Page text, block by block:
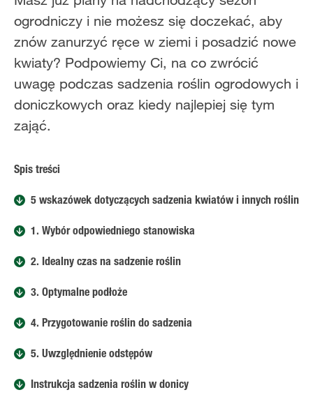
ogrodniczy i nie możesz się doczekać, aby
znów zanurzyć ręce w ziemi i posadzić nowe
kwiaty? Podpowiemy Ci, na co zwrócić
uwagę podczas sadzenia roślin ogrodowych i
doniczkowych oraz kiedy najlepiej się tym
zająć.
Spis treści
5 wskazówek dotyczących sadzenia kwiatów i innych roślin
1. Wybór odpowiedniego stanowiska
2. Idealny czas na sadzenie roślin
3. Optymalne podłoże
4. Przygotowanie roślin do sadzenia
5. Uwzględnienie odstępów
Instrukcja sadzenia roślin w donicy